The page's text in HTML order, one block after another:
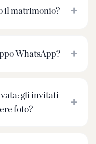
il matrimonio? +
WhatsApp? +
gli invitati
foto?
+